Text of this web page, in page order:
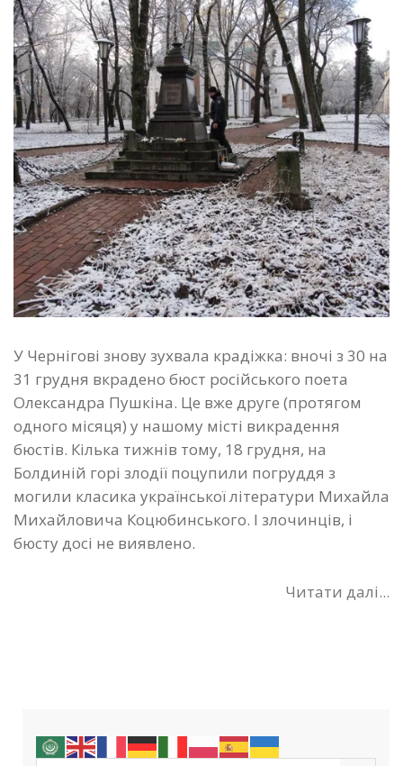
У Чернігові знову зухвала крадіжка: вночі з 30 на
31 грудня вкрадено бюст російського поета
Олександра Пушкіна. Це вже друге (протягом
одного місяця) у нашому місті викрадення
бюстів. Кілька тижнів тому, 18 грудня, на
Болдиній горі злодії поцупили погруддя з
могили класика української літератури Михайла
Михайловича Коцюбинського. І злочинців, і
бюсту досі не виявлено.
Читати далі...